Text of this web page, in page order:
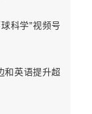
科学”视频号
和英语提升超